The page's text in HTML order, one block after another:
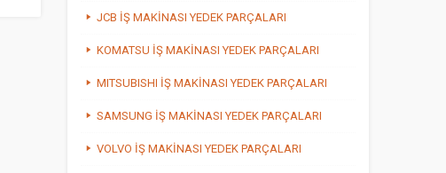
JCB İŞ MAKİNASI YEDEK PARÇALARI
KOMATSU İŞ MAKİNASI YEDEK PARÇALARI
MITSUBISHI İŞ MAKİNASI YEDEK PARÇALARI
SAMSUNG İŞ MAKİNASI YEDEK PARÇALARI
VOLVO İŞ MAKİNASI YEDEK PARÇALARI